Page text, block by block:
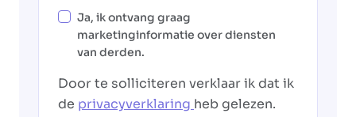
Ja, ik ontvang graag
marketinginformatie over diensten
van derden.
Door te solliciteren verklaar ik dat ik
de privacyverklaring heb gelezen.